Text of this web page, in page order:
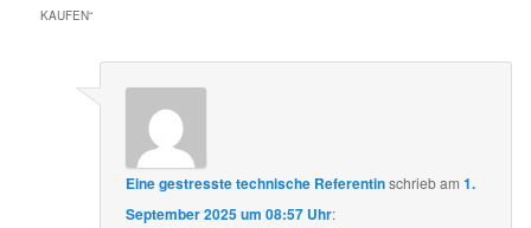
KAUFEN“
Eine gestresste technische Referentinschriebam1.
September 2025 um 08:57 Uhr: